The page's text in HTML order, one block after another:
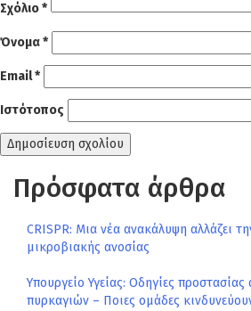
Σχόλιο*
Όνομα*
Email*
Ιστότοπος
Πρόσφατα άρθρα
CRISPR: Μια νέα ανακάλυψη αλλάζει
μικροβιακής ανοσίας
Υπουργείο Υγείας: Οδηγίες
πυρκαγιών – Ποιες ομάδες